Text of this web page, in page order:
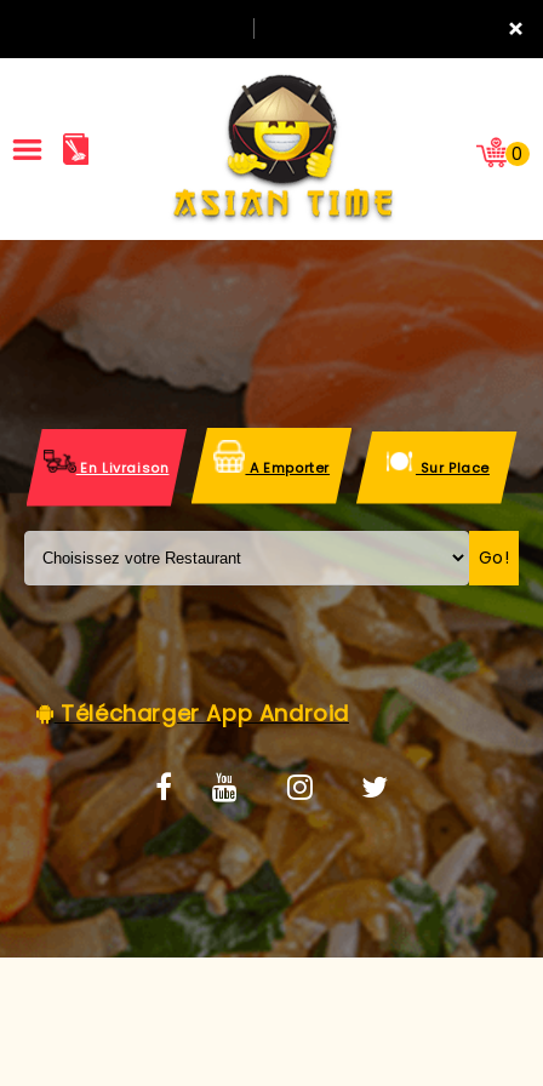
×
ACCUEIL
LA CARTE
VOS AVIS
MENTIONS LÉGALES
C.G.V
0
En Livraison A Emporter Sur Place
Go!
Télécharger App Android